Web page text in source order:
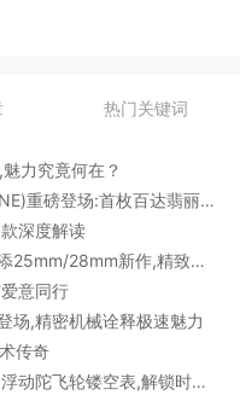
热门关键词
力究竟何在？
富艺斯钟表十周年拍卖(DECADE ONE)重磅登场:首枚百达翡丽1518精钢腕表领衔呈献
深度解读​
小尺寸也有大魅力,欧米茄星座系列添25mm/28mm新作,精致感拉满
意同行
场,精密机械诠释极速魅力
传奇
建筑美学跃然腕间!爱彼CODE11.59浮动陀飞轮镂空表,解锁时间律动新形态